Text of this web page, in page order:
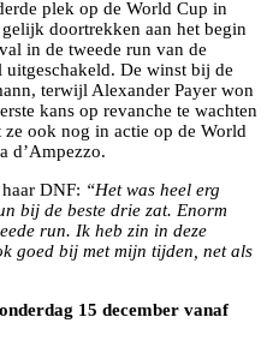
plek op de World Cup in
doortrekken aan het begin
in de tweede run van de
uitgeschakeld. De winst bij de
terwijl Alexander Payer won
kans op revanche te wachten
ook nog in actie op de World
d’Ampezzo.
DNF: “Het was heel erg
bij de beste drie zat. Enorm
run. Ik heb zin in deze
goed bij met mijn tijden, net als
15 december vanaf